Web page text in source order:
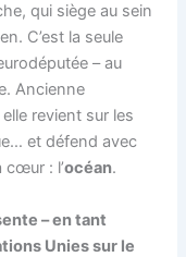
qui siège au sein
C’est la seule
– au
Ancienne
revient sur les
et défend avec
cœur : l’océan.
– en tant
Unies sur le